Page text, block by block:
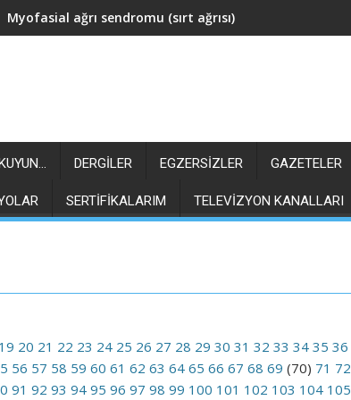
Myofasial ağrı sendromu (sırt ağrısı)
DERGILER EGZERSIZLER GAZETELER
SERTIFIKALARIM TELEVIZYON KANALLARI
19 20 21 22 23 24 25 26 27 28 29 30 31 32 33 34 35 36
56 57 58 59 60 61 62 63 64 65 66 67 68 69 (70) 71 72
91 92 93 94 95 96 97 98 99 100 101 102 103 104 105